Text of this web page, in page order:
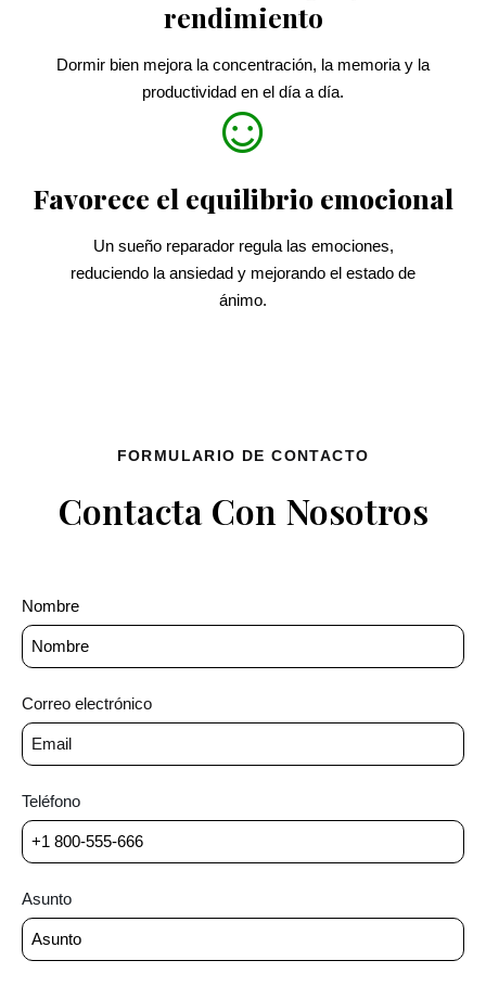
rendimiento
Dormir bien mejora la concentración, la memoria y la
productividad en el día a día.
Favorece el equilibrio emocional
Un sueño reparador regula las emociones,
reduciendo la ansiedad y mejorando el estado de
ánimo.
FORMULARIO DE CONTACTO
Contacta Con Nosotros
Nombre
Correo electrónico
Teléfono
Asunto